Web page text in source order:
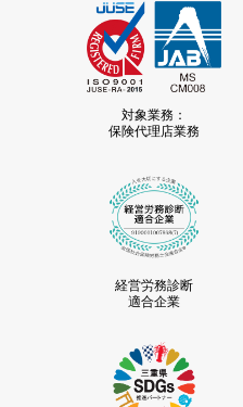
対象業務：
保険代理店業務
経営労務診断
適合企業